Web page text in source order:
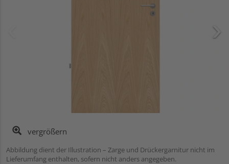
vergrößern
Abbildung dient der Illustration – Zarge und Drückergarnitur nicht im
Lieferumfang enthalten, sofern nicht anders angegeben.